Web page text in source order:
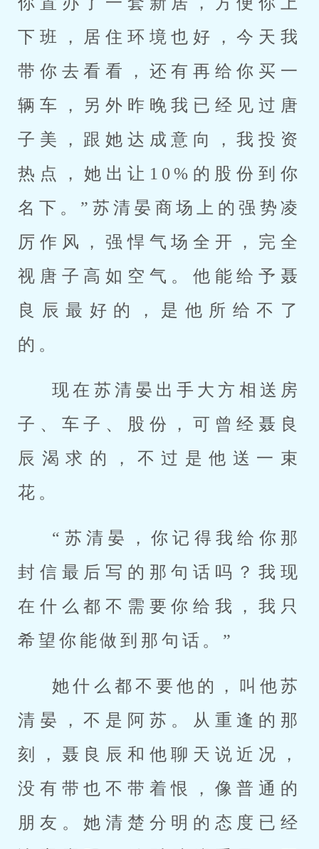
下班，居住环境也好，今天我
带你去看看，还有再给你买一
辆车，另外昨晚我已经见过唐
子美，跟她达成意向，我投资
热点，她出让10%的股份到你
名下。”苏清晏商场上的强势凌
厉作风，强悍气场全开，完全
视唐子高如空气。他能给予聂
良辰最好的，是他所给不了
的。
现在苏清晏出手大方相送房
子、车子、股份，可曾经聂良
辰渴求的，不过是他送一束
花。
“苏清晏，你记得我给你那
封信最后写的那句话吗？我现
在什么都不需要你给我，我只
希望你能做到那句话。”
她什么都不要他的，叫他苏
清晏，不是阿苏。从重逢的那
刻，聂良辰和他聊天说近况，
没有带也不带着恨，像普通的
朋友。她清楚分明的态度已经